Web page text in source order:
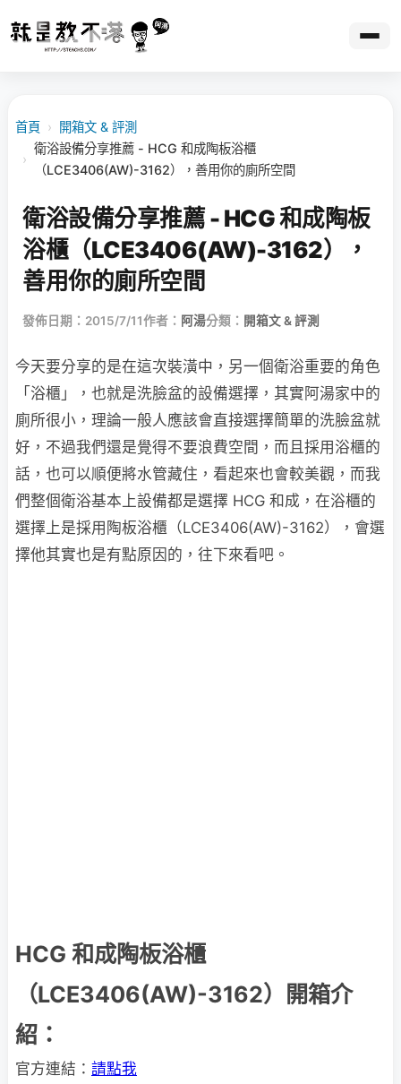
首頁 › 開箱文 & 評測
›
衛浴設備分享推薦 - HCG 和成陶板浴櫃
（LCE3406(AW)-3162），善用你的廁所空間
衛浴設備分享推薦 - HCG 和成陶板
浴櫃（LCE3406(AW)-3162），
善用你的廁所空間
發佈日期：2015/7/11作者： 阿湯分類： 開箱文 & 評測
今天要分享的是在這次裝潢中，另一個衛浴重要的⻆色
「浴櫃」，也就是洗臉盆的設備選擇，其實阿湯家中的
廁所很小，理論一般人應該會直接選擇簡單的洗臉盆就
好，不過我們還是覺得不要浪費空間，而且採用浴櫃的
話，也可以順便將水管藏住，看起來也會較美觀，而我
們整個衛浴基本上設備都是選擇 HCG 和成，在浴櫃的
選擇上是採用陶板浴櫃（LCE3406(AW)-3162），會選
擇他其實也是有點原因的，往下來看吧。
HCG 和成陶板浴櫃
（LCE3406(AW)-3162）開箱介
紹：
官方連結： 請點我